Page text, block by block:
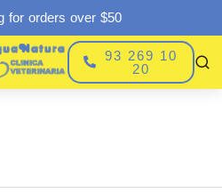
for orders over $50
93 269 10
20